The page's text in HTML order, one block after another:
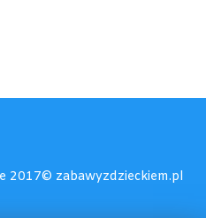
2017© zabawyzdzieckiem.pl